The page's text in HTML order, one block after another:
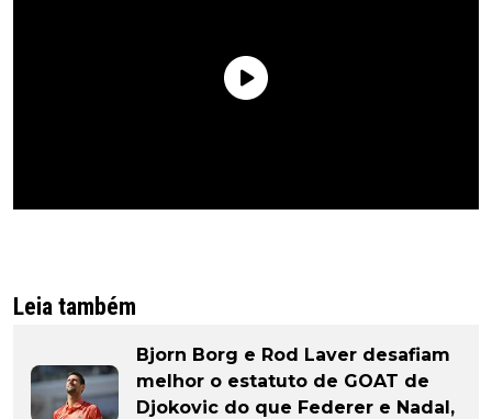
Leia também
Bjorn Borg e Rod Laver desafiam
melhor o estatuto de GOAT de
Djokovic do que Federer e Nadal,